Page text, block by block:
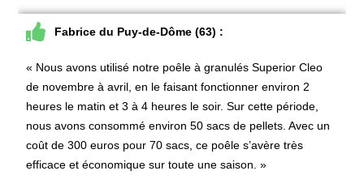
Fabrice du Puy-de-Dôme (63) :
« Nous avons utilisé notre poêle à granulés Superior Cleo
de novembre à avril, en le faisant fonctionner environ 2
heures le matin et 3 à 4 heures le soir. Sur cette période,
nous avons consommé environ 50 sacs de pellets. Avec un
coût de 300 euros pour 70 sacs, ce poêle s’avère très
efficace et économique sur toute une saison. »